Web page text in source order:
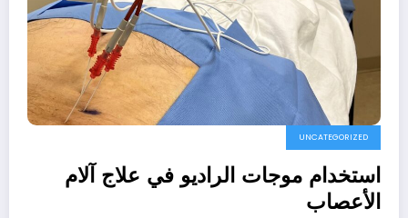
UNCATEGORIZED
استخدام موجات الراديو في علاج آلام
الأعصاب